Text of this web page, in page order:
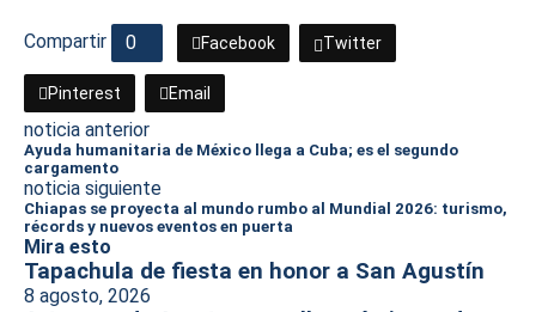
Compartir 0 Facebook Twitter
Pinterest Email
noticia anterior
Ayuda humanitaria de México llega a Cuba; es el segundo
cargamento
noticia siguiente
Chiapas se proyecta al mundo rumbo al Mundial 2026: turismo,
récords y nuevos eventos en puerta
Mira esto
Tapachula de fiesta en honor a San Agustín
8 agosto, 2026